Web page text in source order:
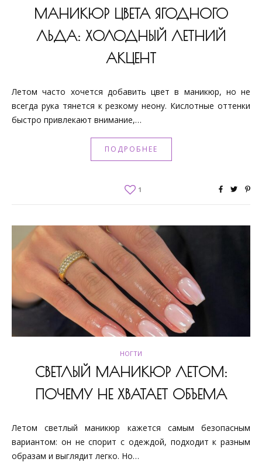
МАНИКЮР ЦВЕТА ЯГОДНОГО
ЛЬДА: ХОЛОДНЫЙ ЛЕТНИЙ
АКЦЕНТ
Летом часто хочется добавить цвет в маникюр, но не
всегда рука тянется к резкому неону. Кислотные оттенки
быстро привлекают внимание,…
ПОДРОБНЕЕ
1
НОГТИ
СВЕТЛЫЙ МАНИКЮР ЛЕТОМ:
ПОЧЕМУ НЕ ХВАТАЕТ ОБЪЕМА
Летом светлый маникюр кажется самым безопасным
вариантом: он не спорит с одеждой, подходит к разным
образам и выглядит легко. Но…